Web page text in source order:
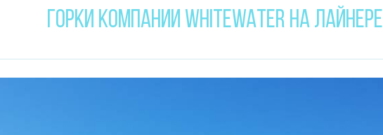
ГОРКИ КОМПАНИИ WHITEWATER НА ЛАЙНЕРЕ